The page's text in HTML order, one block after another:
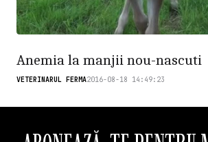
Anemia la manjii nou-nascuti
VETERINARUL FERMA2016-08-18 14:49:23